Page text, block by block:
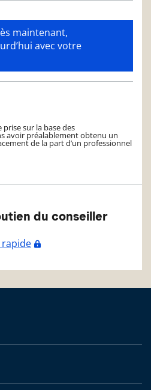
maintenant,
avec votre
sur la base des
avoir préalablement obtenu un
de la part d’un professionnel
du conseiller
rapide